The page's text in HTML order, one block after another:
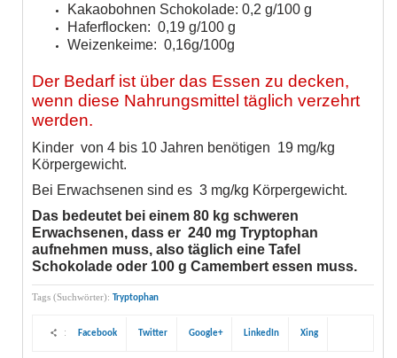
Kakaobohnen Schokolade: 0,2 g/100 g
Haferflocken: 0,19 g/100 g
Weizenkeime: 0,16g/100g
Der Bedarf ist über das Essen zu decken,
wenn diese Nahrungsmittel täglich verzehrt
werden.
Kinder von 4 bis 10 Jahren benötigen 19 mg/kg
Körpergewicht.
Bei Erwachsenen sind es 3 mg/kg Körpergewicht.
Das bedeutet bei einem 80 kg schweren
Erwachsenen, dass er 240 mg Tryptophan
aufnehmen muss, also täglich eine Tafel
Schokolade oder 100 g Camembert essen muss.
Tags (Suchwörter): Tryptophan
: Facebook Twitter Google+ LinkedIn Xing